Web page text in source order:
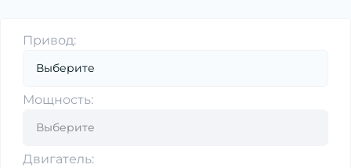
Привод:
Мощность:
Двигатель: